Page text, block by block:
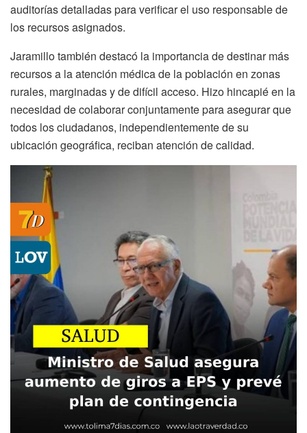
auditorías detalladas para verificar el uso responsable de
los recursos asignados.
Jaramillo también destacó la importancia de destinar más
recursos a la atención médica de la población en zonas
rurales, marginadas y de difícil acceso. Hizo hincapié en la
necesidad de colaborar conjuntamente para asegurar que
todos los ciudadanos, independientemente de su
ubicación geográfica, reciban atención de calidad.